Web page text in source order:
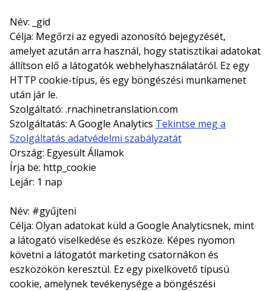
Név: _gid
Célja: Megőrzi az egyedi azonosító bejegyzését,
amelyet azután arra használ, hogy statisztikai adatokat
állítson elő a látogatók webhelyhasználatáról. Ez egy
HTTP cookie-típus, és egy böngészési munkamenet
után jár le.
Szolgáltató: .rnachinetranslation.com
Szolgáltatás: A Google Analytics Tekintse meg a
Szolgáltatás adatvédelmi szabályzatát
Ország: Egyesült Államok
Írja be: http_cookie
Lejár: 1 nap
Név: #gyűjteni
Célja: Olyan adatokat küld a Google Analyticsnek, mint
a látogató viselkedése és eszköze. Képes nyomon
követni a látogatót marketing csatornákon és
eszközökön keresztül. Ez egy pixelkövető típusú
cookie, amelynek tevékenysége a böngészési